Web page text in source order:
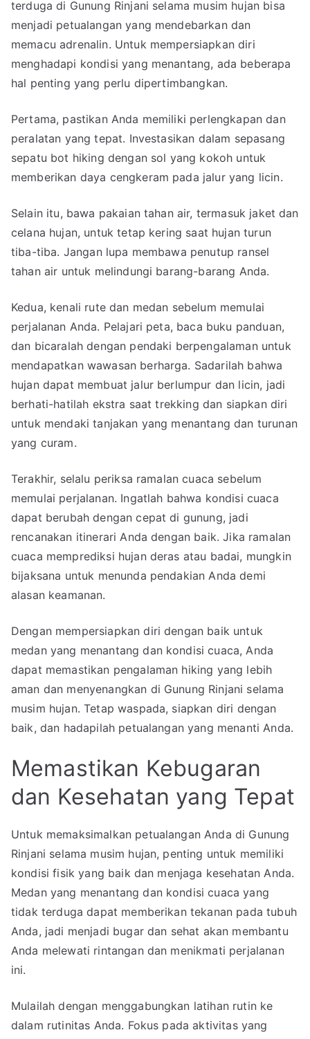
terduga di Gunung Rinjani selama musim hujan bisa
menjadi petualangan yang mendebarkan dan
memacu adrenalin. Untuk mempersiapkan diri
menghadapi kondisi yang menantang, ada beberapa
hal penting yang perlu dipertimbangkan.
Pertama, pastikan Anda memiliki perlengkapan dan
peralatan yang tepat. Investasikan dalam sepasang
sepatu bot hiking dengan sol yang kokoh untuk
memberikan daya cengkeram pada jalur yang licin.
Selain itu, bawa pakaian tahan air, termasuk jaket dan
celana hujan, untuk tetap kering saat hujan turun
tiba-tiba. Jangan lupa membawa penutup ransel
tahan air untuk melindungi barang-barang Anda.
Kedua, kenali rute dan medan sebelum memulai
perjalanan Anda. Pelajari peta, baca buku panduan,
dan bicaralah dengan pendaki berpengalaman untuk
mendapatkan wawasan berharga. Sadarilah bahwa
hujan dapat membuat jalur berlumpur dan licin, jadi
berhati-hatilah ekstra saat trekking dan siapkan diri
untuk mendaki tanjakan yang menantang dan turunan
yang curam.
Terakhir, selalu periksa ramalan cuaca sebelum
memulai perjalanan. Ingatlah bahwa kondisi cuaca
dapat berubah dengan cepat di gunung, jadi
rencanakan itinerari Anda dengan baik. Jika ramalan
cuaca memprediksi hujan deras atau badai, mungkin
bijaksana untuk menunda pendakian Anda demi
alasan keamanan.
Dengan mempersiapkan diri dengan baik untuk
medan yang menantang dan kondisi cuaca, Anda
dapat memastikan pengalaman hiking yang lebih
aman dan menyenangkan di Gunung Rinjani selama
musim hujan. Tetap waspada, siapkan diri dengan
baik, dan hadapilah petualangan yang menanti Anda.
Memastikan Kebugaran
dan Kesehatan yang Tepat
Untuk memaksimalkan petualangan Anda di Gunung
Rinjani selama musim hujan, penting untuk memiliki
kondisi fisik yang baik dan menjaga kesehatan Anda.
Medan yang menantang dan kondisi cuaca yang
tidak terduga dapat memberikan tekanan pada tubuh
Anda, jadi menjadi bugar dan sehat akan membantu
Anda melewati rintangan dan menikmati perjalanan
ini.
Mulailah dengan menggabungkan latihan rutin ke
dalam rutinitas Anda. Fokus pada aktivitas yang